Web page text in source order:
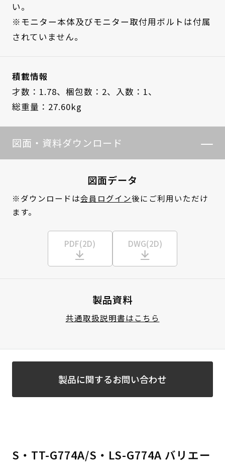
い。
※モニター本体及びモニター取付用ボルトは付属
されていません。
積載情報
才数：1.78、 梱包数：2、 入数：1、
総重量：27.60kg
図面・資料ダウンロード
図面データ
※ダウンロードは会員ログイン後にご利用いただけ
ます。
PDF(2D) DWG(2D)
製品資料
共通取扱説明書はこちら
製品に関するお問い合わせ
S・TT-G774A/S・LS-G774A バリエー